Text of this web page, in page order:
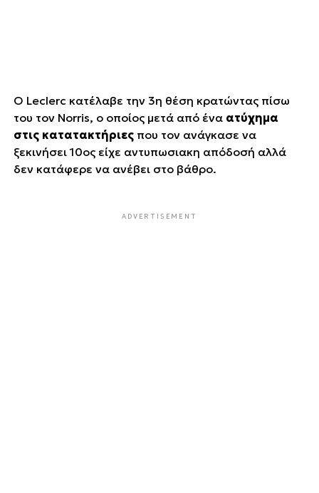
Ο Leclerc κατέλαβε την 3η θέση κρατώντας πίσω
του τον Norris, ο οποίος μετά από ένα ατύχημα
στις κατατακτήριεςπου τον ανάγκασε να
ξεκινήσει 10ος είχε αντυπωσιακη απόδοσή αλλά
δεν κατάφερε να ανέβει στο βάθρο.
ADVERTISEMENT